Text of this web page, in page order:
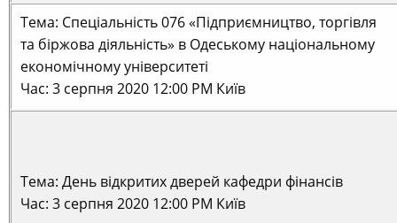
Тема: Спеціальність 076 «Підприємництво, торгівля
та біржова діяльність» в Одеському національному
економічному університеті
Час: 3 серпня 2020 12:00 PM Київ
Тема: День відкритих дверей кафедри фінансів
Час: 3 серпня 2020 12:00 PM Київ